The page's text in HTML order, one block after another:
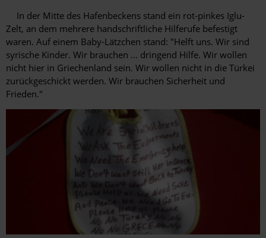
In der Mitte des Hafenbeckens stand ein rot-pinkes Iglu-
Zelt, an dem mehrere handschriftliche Hilferufe befestigt
waren. Auf einem Baby-Lätzchen stand: "Helft uns. Wir sind
syrische Kinder. Wir brauchen ... dringend Hilfe. Wir wollen
nicht hier in Griechenland sein. Wir wollen nicht in die Türkei
zurückgeschickt werden. Wir brauchen Sicherheit und
Frieden."